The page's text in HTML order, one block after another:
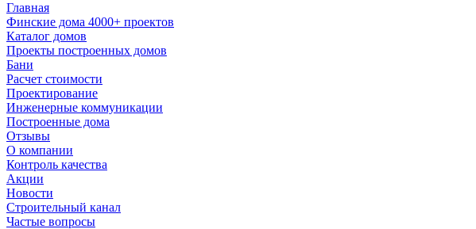
Главная
Финские дома 4000+ проектов
Каталог домов
Проекты построенных домов
Бани
Расчет стоимости
Проектирование
Инженерные коммуникации
Построенные дома
Отзывы
О компании
Контроль качества
Акции
Новости
Строительный канал
Частые вопросы